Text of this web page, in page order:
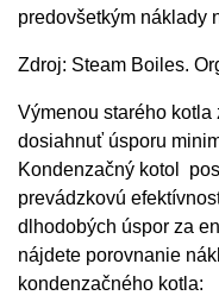
predovšetkým náklady
Zdroj: Steam Boiles.
Výmenou starého
dosiahnuť úsporu
Kondenzačný kotol
prevádzkovú
dlhodobých úspor za
nájdete porovnanie
kondenzačného kotla: